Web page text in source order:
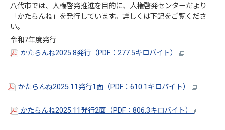
八代市では、人権啓発推進を目的に、人権啓発センターだより
「かたらんね」を発行しています。詳しくは下記をご覧くださ
い。
令和7年度発行
かたらんね2025.8発行（PDF：277.5キロバイト）
かたらんね2025.11発行1面（PDF：610.1キロバイト）
かたらんね2025.11発行2面（PDF：806.3キロバイト）